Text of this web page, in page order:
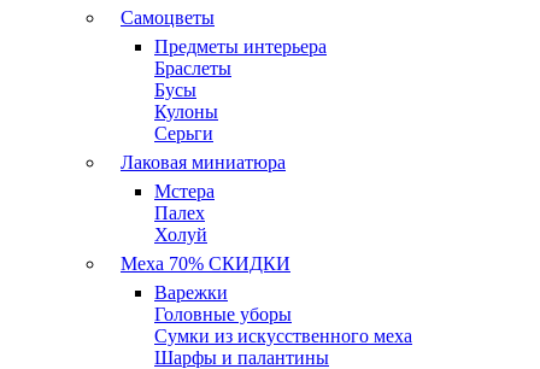
Самоцветы
Предметы интерьера
Браслеты
Бусы
Кулоны
Серьги
Лаковая миниатюра
Мстера
Палех
Холуй
Меха 70% СКИДКИ
Варежки
Головные уборы
Сумки из искусственного меха
Шарфы и палантины